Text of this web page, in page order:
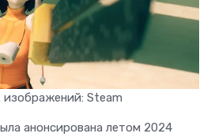
изображений: Steam
анонсирована летом 2024